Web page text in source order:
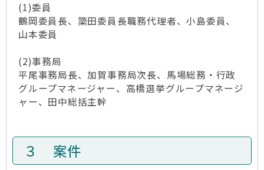
(1)委員
鶴岡委員長、簗田委員長職務代理者、小島委員、
山本委員
(2)事務局
平尾事務局長、加賀事務局次長、馬場総務・行政
グループマネージャー、高橋選挙グループマネージ
ャー、田中総括主幹
３ 案件